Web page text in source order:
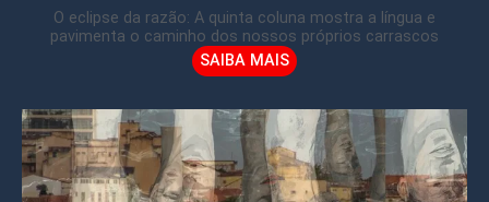
O eclipse da razão: A quinta coluna mostra a língua e
pavimenta o caminho dos nossos próprios carrascos
SAIBA MAIS